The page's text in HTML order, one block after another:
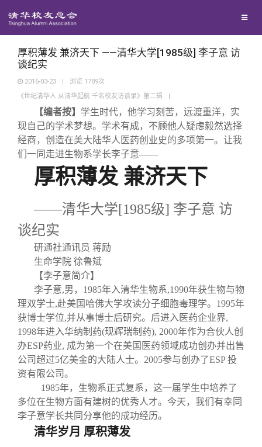
西南联大校友会
回馈母校
捐赠项目
捐赠新闻
义工计划
媒体平台
《清华校友通讯》
新媒体平台
百年清华
青春风采
校友文苑
校友讲坛
信息化服务
三创大赛
实用信息
总会简介
会长致辞
总会章程
制度法规
关闭
厚积薄发 兼济天下 ——清华大学[1985级] 李子意 访
谈纪实
2016-03-23 | 浏览 1789次
《世纪清华人 从清华起航 千名校友访谈录》第二辑
|
【编者按】 学生时代，他学习刻苦 ，远渡重洋，实
现自己的学术梦想。学术有成，不顾他人疑虑毅然选择
经商，创造在美大陆华人 医药创业史的多项第一。让我
们一同走进生物系学长李子意——
厚积薄发 兼济天下
——清华大学[1985级] 李子意 访
谈纪实
研通社通讯员 蒋励
生命学院 徐鲁斌
【李子意简介】
李子意,男，1985年入清华生物系,1990年获生物与物
理双学士,赴美国哈佛大学攻读分子细胞毒理学。1995年
获博士学位,并从事博士后研究。后进入医药企业界,
1998年进入华纳制药(现辉瑞制药), 2000年作为合伙人创
办ESP药业, 成为第一个在美国医药领域成功创办并出售
公司超过5亿美金的大陆人士。2005参与创办了ESP投
资有限公司。
1985年，生物系正式复系，这一届学生中培养了
多位在生物方面有建树的优秀人才。今天，我们有幸同
李子意学长共同分享他的成功经历。
清华岁月 厚积薄发